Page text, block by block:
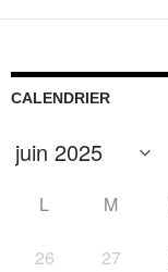
CALENDRIER
L M
26 27